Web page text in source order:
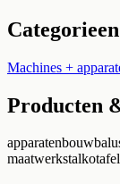
Categorieen
Machines +
Producten
apparatenbouw
maatwerkstalko